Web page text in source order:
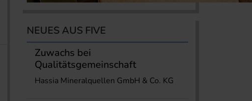
NEUES AUS FIVE
Zuwachs bei
Qualitätsgemeinschaft
Hassia Mineralquellen GmbH & Co. KG